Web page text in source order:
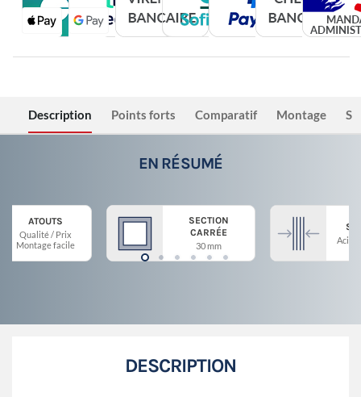
Description Points forts Comparatif Montage
EN RÉSUMÉ
ATOUTS
Qualité / Prix
Montage facile
SECTION
CARRÉE
30 mm
Acier
DESCRIPTION